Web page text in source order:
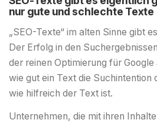
nur gute und schlechte Texte
„SEO-Texte“ im alten Sinne gibt
Der Erfolg in den
der reinen Optimierung für
wie gut ein Text die Suchintention
wie hilfreich der Text ist.
Unternehmen, die mit ihren